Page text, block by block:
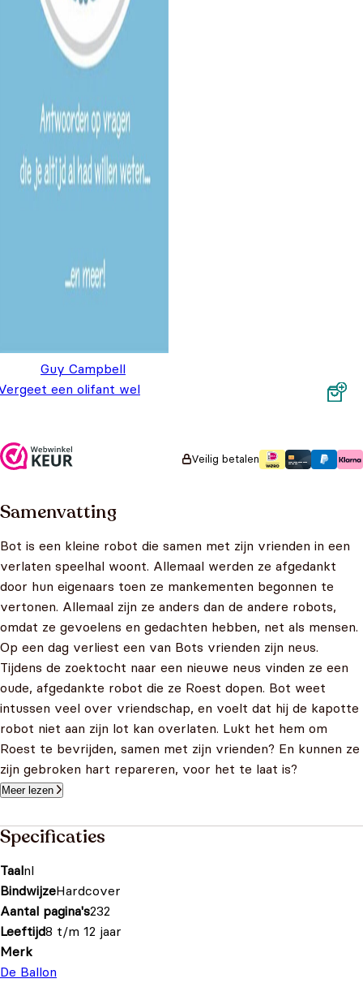
Guy Campbell
een olifant wel
Veilig betalen
Samenvatting
Bot is een kleine robot die samen met zijn vrienden in een
verlaten speelhal woont. Allemaal werden ze afgedankt
door hun eigenaars toen ze mankementen begonnen te
vertonen. Allemaal zijn ze anders dan de andere robots,
omdat ze gevoelens en gedachten hebben, net als mensen.
Op een dag verliest een van Bots vrienden zijn neus.
Tijdens de zoektocht naar een nieuwe neus vinden ze een
oude, afgedankte robot die ze Roest dopen. Bot weet
intussen veel over vriendschap, en voelt dat hij de kapotte
robot niet aan zijn lot kan overlaten. Lukt het hem om
Roest te bevrijden, samen met zijn vrienden? En kunnen ze
zijn gebroken hart repareren, voor het te laat is?
Meer lezen
Specificaties
Taalnl
BindwijzeHardcover
Aantal pagina's232
Leeftijd8 t/m 12 jaar
Merk
De Ballon